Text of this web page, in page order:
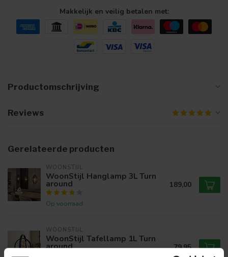
Makkelijk en veilig betalen met:
Productomschrijving
Reviews
Gerelateerde producten
WOONSTIJL
WoonStijl Hanglamp 3L Turn
around
Op voorraad
189,00
WOONSTIJL
WoonStijl Tafellamp 1L Turn
around 79,95